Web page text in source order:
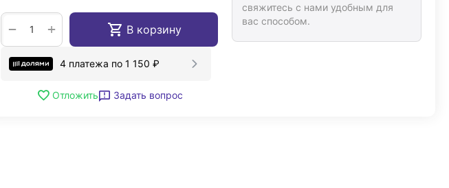
+
− В корзину
4 платежа по 1 150 ₽
Отложить Задать вопрос
свяжитесь с нами удобным для
вас способом.